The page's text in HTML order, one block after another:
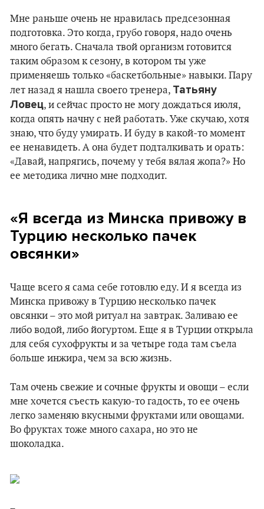
Мне раньше очень не нравилась предсезонная
подготовка. Это когда, грубо говоря, надо очень
много бегать. Сначала твой организм готовится
таким образом к сезону, в котором ты уже
применяешь только «баскетбольные» навыки. Пару
лет назад я нашла своего тренера, Татьяну
Ловец, и сейчас просто не могу дождаться июля,
когда опять начну с ней работать. Уже скучаю, хотя
знаю, что буду умирать. И буду в какой-то момент
ее ненавидеть. А она будет подталкивать и орать:
«Давай, напрягись, почему у тебя вялая жопа?» Но
ее методика лично мне подходит.
«Я всегда из Минска привожу в
Турцию несколько пачек
овсянки»
Чаще всего я сама себе готовлю еду. И я всегда из
Минска привожу в Турцию несколько пачек
овсянки – это мой ритуал на завтрак. Заливаю ее
либо водой, либо йогуртом. Еще я в Турции открыла
для себя сухофрукты и за четыре года там съела
больше инжира, чем за всю жизнь.
Там очень свежие и сочные фрукты и овощи – если
мне хочется съесть какую-то гадость, то ее очень
легко заменяю вкусными фруктами или овощами.
Во фруктах тоже много сахара, но это не
шоколадка.